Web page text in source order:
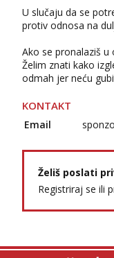
U slučaju da se
protiv odnosa na
Ako se pronalaziš u
Želim znati kako
odmah jer neću
KONTAKT
Email
Želiš poslati
Registriraj se ili